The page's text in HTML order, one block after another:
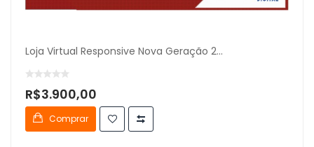
Loja Virtual Responsive Nova Geração 2...
R$3.900,00
Comprar